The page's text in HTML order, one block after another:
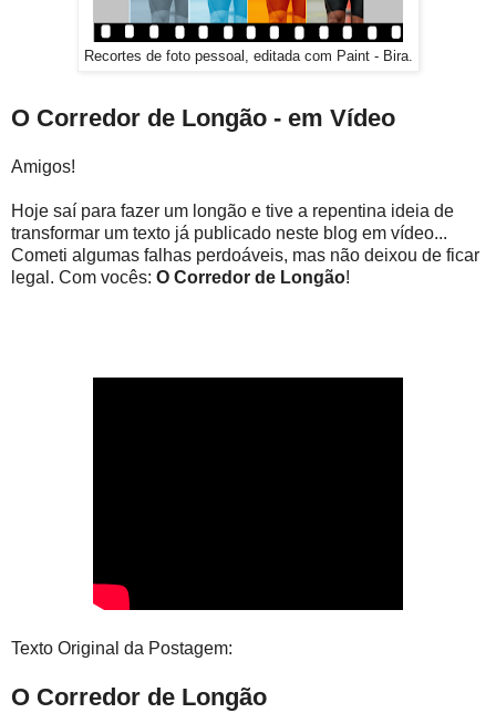
Recortes de foto pessoal, editada com Paint - Bira.
O Corredor de Longão - em Vídeo
Amigos!
Hoje saí para fazer um longão e tive a repentina ideia de
transformar um texto já publicado neste blog em vídeo...
Cometi algumas falhas perdoáveis, mas não deixou de ficar
legal. Com vocês: O Corredor de Longão!
Texto Original da Postagem:
O Corredor de Longão